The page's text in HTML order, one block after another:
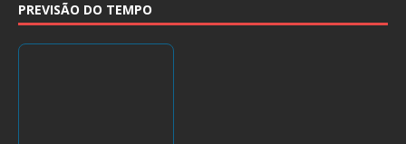
PREVISÃO DO TEMPO